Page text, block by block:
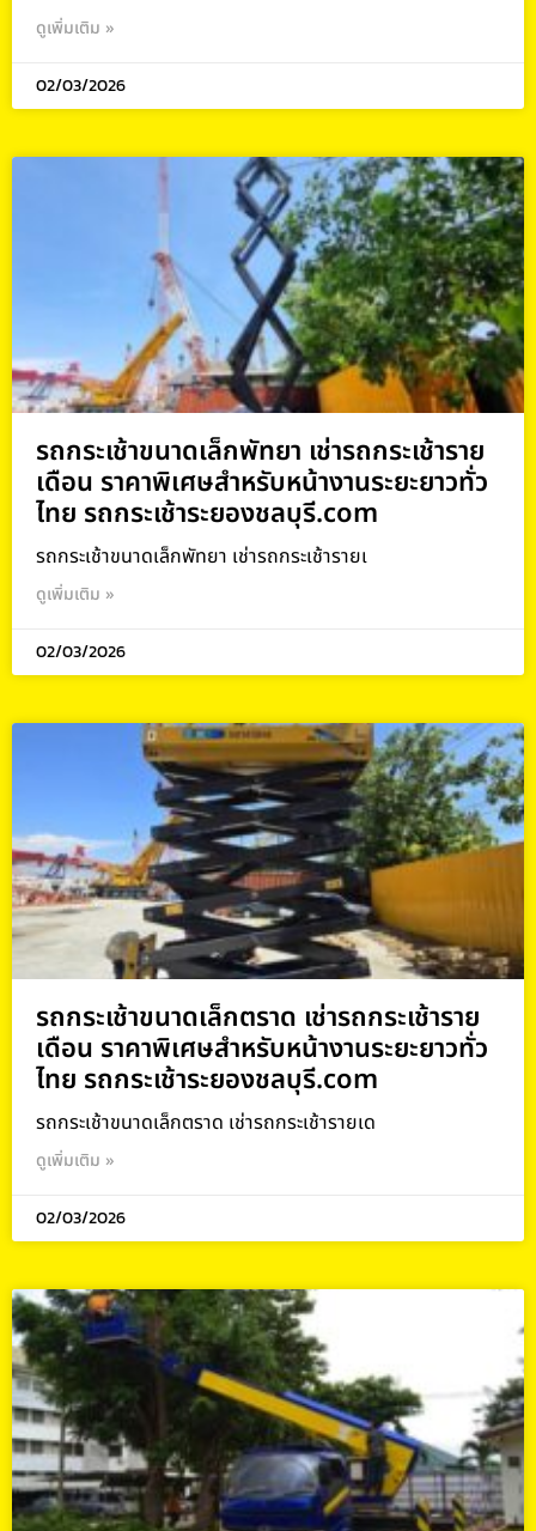
ดูเพิ่มเติม »
02/03/2026
รถกระเช้าขนาดเล็กพัทยา เช่ารถกระเช้าราย
เดือน ราคาพิเศษสำหรับหน้างานระยะยาวทั่ว
ไทย รถกระเช้าระยองชลบุรี.com
รถกระเช้าขนาดเล็กพัทยา เช่ารถกระเช้ารายเ
ดูเพิ่มเติม »
02/03/2026
รถกระเช้าขนาดเล็กตราด เช่ารถกระเช้าราย
เดือน ราคาพิเศษสำหรับหน้างานระยะยาวทั่ว
ไทย รถกระเช้าระยองชลบุรี.com
รถกระเช้าขนาดเล็กตราด เช่ารถกระเช้ารายเด
ดูเพิ่มเติม »
02/03/2026